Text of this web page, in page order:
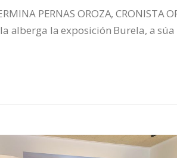
PERNAS OROZA, CRONISTA
alberga la exposición Burela, a